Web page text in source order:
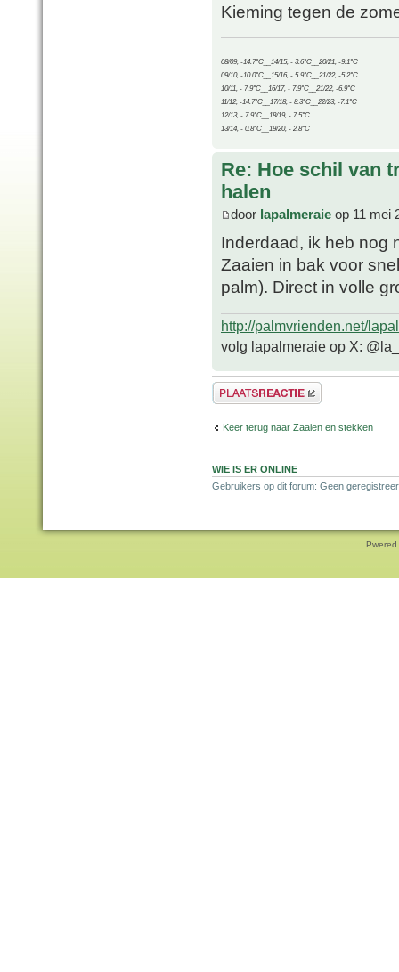
Kieming tegen de
08/09, -14.7°C__14/15, - 3.6°C__20/21, -9.1°C
09/10, -10.0°C__15/16, - 5.9°C__21/22, -5.2°C
10/11, - 7.9°C__16/17, - 7.9°C__21/22, -6.9°C
11/12, -14.7°C__17/18, - 8.3°C__22/23, -7.1°C
12/13, - 7.9°C__18/19, - 7.5°C
13/14, - 0.8°C__19/20, - 2.8°C
Re: Hoe schil van
halen
door lapalmeraie op 11 mei
Inderdaad, ik heb nog
Zaaien in bak voor
palm). Direct in volle
http://palmvrienden.net/
volg lapalmeraie op X:
Plaats een reactie
Keer terug naar Zaaien en stekken
WIE IS ER ONLINE
Gebruikers op dit forum: Geen